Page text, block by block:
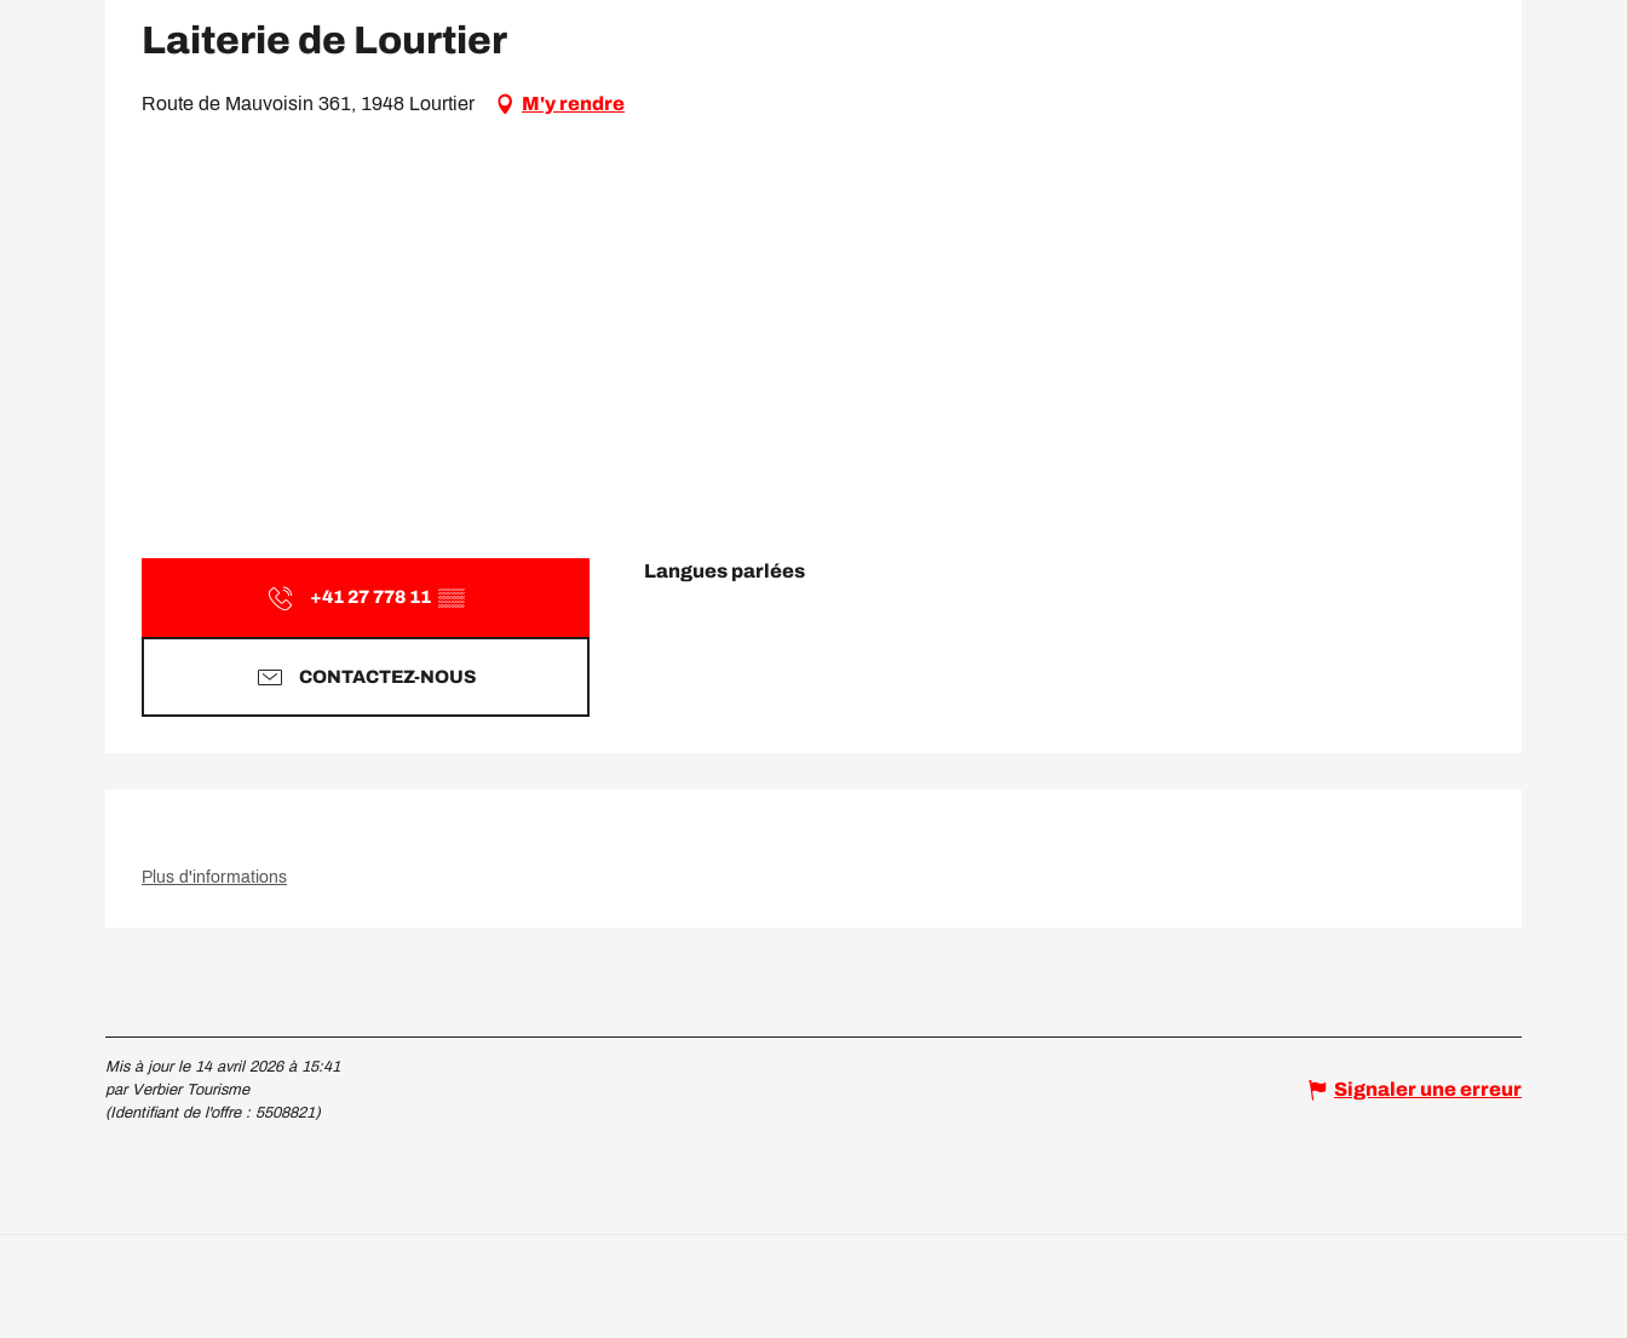
Laiterie de Lourtier
Route de Mauvoisin 361, 1948 Lourtier M'y rendre
+41 27 778 11 ▒▒
CONTACTEZ-NOUS
Langues parlées
Langues parlées
Plus d'informations
Mis à jour le 14 avril 2026 à 15:41
par Verbier Tourisme
(Identifiant de l'offre : 5508821)
Signaler une erreur